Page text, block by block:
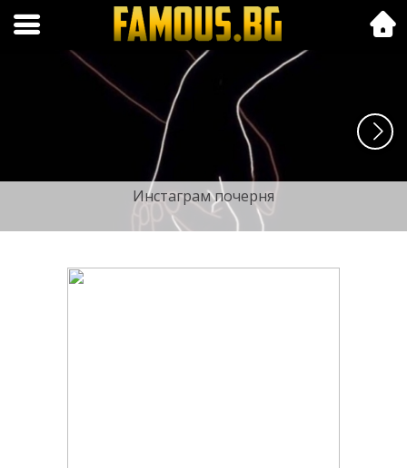
Folk.bg
Инстаграм почерня